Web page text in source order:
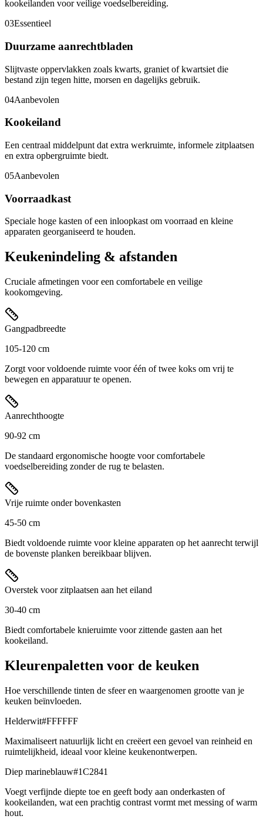
kookeilanden voor veilige voedselbereiding.
03Essentieel
Duurzame aanrechtbladen
Slijtvaste oppervlakken zoals kwarts, graniet of kwartsiet die
bestand zijn tegen hitte, morsen en dagelijks gebruik.
04Aanbevolen
Kookeiland
Een centraal middelpunt dat extra werkruimte, informele zitplaatsen
en extra opbergruimte biedt.
05Aanbevolen
Voorraadkast
Speciale hoge kasten of een inloopkast om voorraad en kleine
apparaten georganiseerd te houden.
Keukenindeling & afstanden
Cruciale afmetingen voor een comfortabele en veilige
kookomgeving.
Gangpadbreedte
105-120 cm
Zorgt voor voldoende ruimte voor één of twee koks om vrij te
bewegen en apparatuur te openen.
Aanrechthoogte
90-92 cm
De standaard ergonomische hoogte voor comfortabele
voedselbereiding zonder de rug te belasten.
Vrije ruimte onder bovenkasten
45-50 cm
Biedt voldoende ruimte voor kleine apparaten op het aanrecht terwijl
de bovenste planken bereikbaar blijven.
Overstek voor zitplaatsen aan het eiland
30-40 cm
Biedt comfortabele knieruimte voor zittende gasten aan het
kookeiland.
Kleurenpaletten voor de keuken
Hoe verschillende tinten de sfeer en waargenomen grootte van je
keuken beïnvloeden.
Helderwit#FFFFFF
Maximaliseert natuurlijk licht en creëert een gevoel van reinheid en
ruimtelijkheid, ideaal voor kleine keukenontwerpen.
Diep marineblauw#1C2841
Voegt verfijnde diepte toe en geeft body aan onderkasten of
kookeilanden, wat een prachtig contrast vormt met messing of warm
hout.